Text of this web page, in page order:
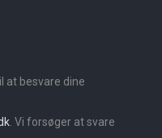
at besvare dine
. Vi forsøger at svare